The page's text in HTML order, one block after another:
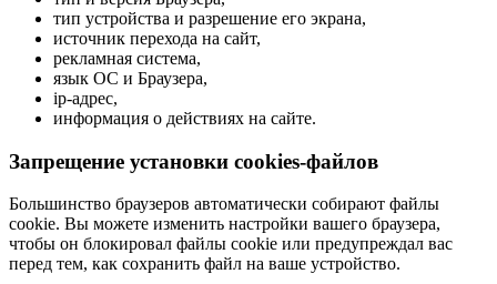
тип устройства и разрешение его экрана,
источник перехода на сайт,
рекламная система,
язык ОС и Браузера,
ip-адрес,
информация о действиях на сайте.
Запрещение установки cookies-файлов
Большинство браузеров автоматически собирают файлы
cookie. Вы можете изменить настройки вашего браузера,
чтобы он блокировал файлы cookie или предупреждал вас
перед тем, как сохранить файл на ваше устройство.